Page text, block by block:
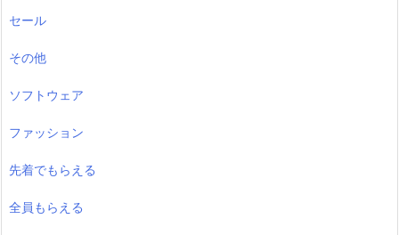
セール
その他
ソフトウェア
ファッション
先着でもらえる
全員もらえる